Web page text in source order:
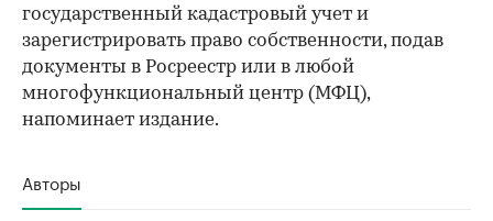
государственный кадастровый учет и
зарегистрировать право собственности, подав
документы в Росреестр или в любой
многофункциональный центр (МФЦ),
напоминает издание.
Авторы